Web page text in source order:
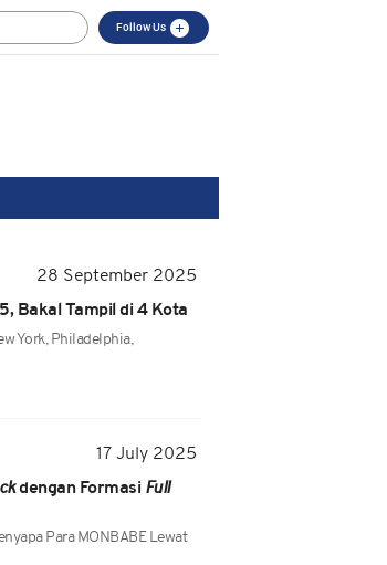
Follow Us
28 September 2025
Bakal Tampil di 4 Kota
York, Philadelphia,
17 July 2025
dengan Formasi Full
Para MONBABE Lewat